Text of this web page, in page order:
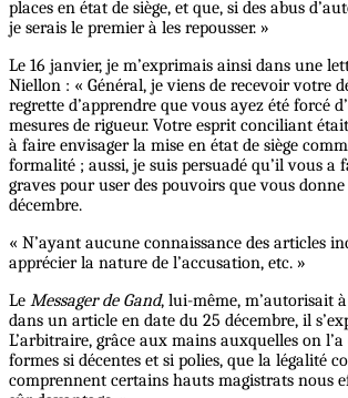
places en état de siège, et que, si des abus
je serais le premier à les repousser. »
Le 16 janvier, je m’exprimais ainsi dans une
Niellon : « Général, je viens de recevoir votre
regrette d’apprendre que vous ayez été forcé
mesures de rigueur. Votre esprit conciliant
à faire envisager la mise en état de siège
formalité ; aussi, je suis persuadé qu’il vous a
graves pour user des pouvoirs que vous
décembre.
« N’ayant aucune connaissance des articles
apprécier la nature de l’accusation, etc. »
Le Messager de Gand, lui-même, m’autorisait
dans un article en date du 25 décembre, il
L’arbitraire, grâce aux mains auxquelles on
formes si décentes et si polies, que la légalité
comprennent certains hauts magistrats nous